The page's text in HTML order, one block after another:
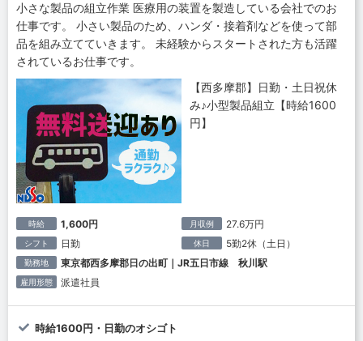
小さな製品の組立作業 医療用の装置を製造している会社でのお
仕事です。 小さい製品のため、ハンダ・接着剤などを使って部
品を組み立てていきます。 未経験からスタートされた方も活躍
されているお仕事です。
【西多摩郡】日勤・土日祝休
み♪小型製品組立【時給1600
円】
時給 1,600円 月収例 27.6万円
シフト 日勤 休日 5勤2休（土日）
勤務地 東京都西多摩郡日の出町｜JR五日市線 秋川駅
雇用形態 派遣社員
時給1600円・日勤のオシゴト